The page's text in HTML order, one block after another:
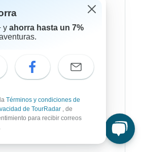
y ahorra hasta un 7%
Términos y condiciones de
de TourRadar , de
para recibir correos